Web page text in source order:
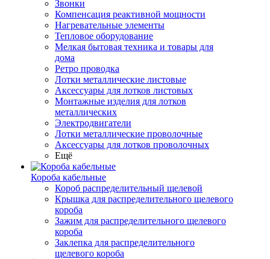
Звонки
Компенсация реактивной мощности
Нагревательные элементы
Тепловое оборудование
Мелкая бытовая техника и товары для
дома
Ретро проводка
Лотки металлические листовые
Аксессуары для лотков листовых
Монтажные изделия для лотков
металлических
Электродвигатели
Лотки металлические проволочные
Аксессуары для лотков проволочных
Ещё
Короба кабельные
Короб распределительный щелевой
Крышка для распределительного щелевого
короба
Зажим для распределительного щелевого
короба
Заклепка для распределительного
щелевого короба